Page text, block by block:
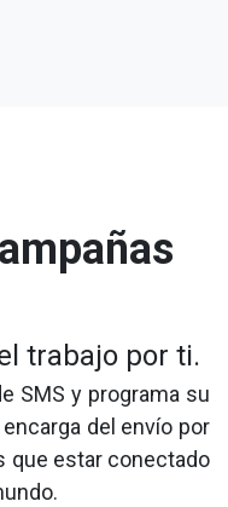
trabajo por ti.
SMS y programa su
del envío por
que estar conectado